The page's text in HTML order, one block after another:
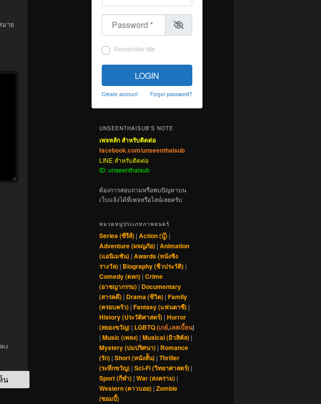
มาย
ง
Password
Remember Me
LOGIN
Create account Forgot password?
UNSEENTHAISUB’S NOTE
เพจหลัก สำหรับติดต่อ
facebook.com/unseenthaisub
LINE สำหรับติดต่อ
ID: unseenthaisub
ต้องการสอบถามหรือพบปัญหาบน
เว็บแจ้งได้ที่เพจหรือไลน์เลยครับ
หมวดหมู่ประเภทภาพยนตร์
Series (ซีรีส์) | Action (บู๊) |
Adventure (ผจญภัย) | Animation
(แอนิเมชัน) | Awards (หนังชิง
รางวัล) | Biography (ชีวประวัติ) |
Comedy (ตลก) | Crime
(อาชญากรรม) | Documentary
(สารคดี) | Drama (ชีวิต) | Family
(ครอบครัว) | Fantasy (แฟนตาซี) |
History (ประวัติศาสตร์) | Horror
(สยองขวัญ) | LGBTQ (เกย์,เลสเบี้ยน)
| Music (เพลง) | Musical (มิวสิคัล) |
Mystery (ปมปริศนา) | Romance
(รัก) | Short (หนังสั้น) | Thriller
(ระทึกขวัญ) | Sci-Fi (วิทยาศาสตร์) |
Sport (กีฬา) | War (สงคราม) |
Western (คาวบอย) | Zombie
(ซอมบี้)